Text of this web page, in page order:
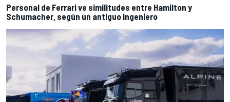
Personal de Ferrari ve similitudes entre Hamilton y
Schumacher, según un antiguo ingeniero